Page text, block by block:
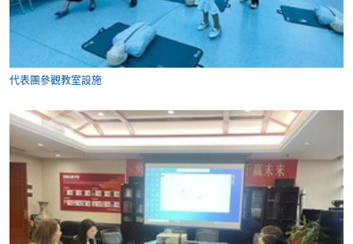
代表團參觀教室設施